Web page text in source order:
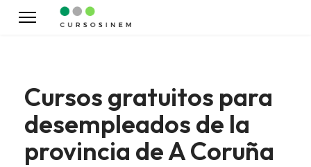
Cursos gratuitos para
desempleados de la
provincia de A Coruña